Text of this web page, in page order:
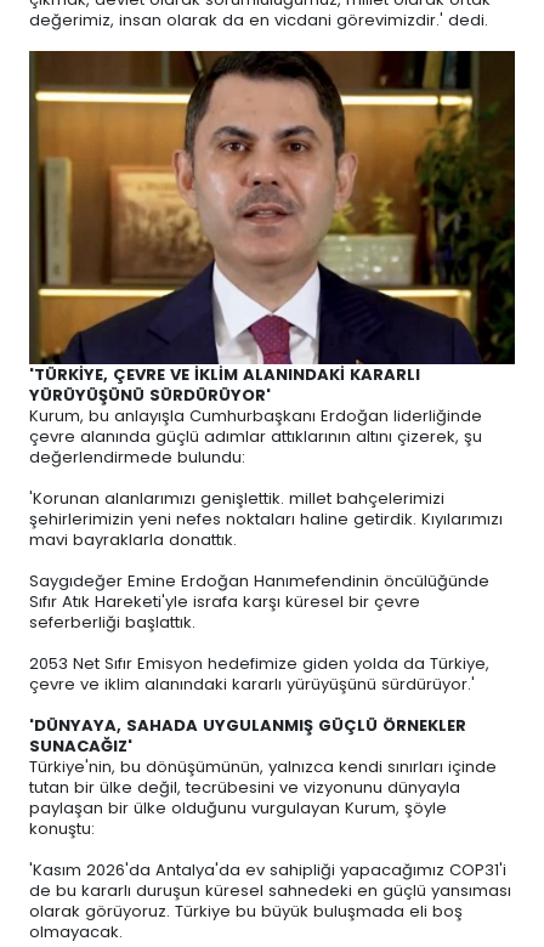
değerimiz, insan olarak da en vicdani görevimizdir.' dedi.
'TÜRKİYE, ÇEVRE VE İKLİM ALANINDAKİ KARARLI
YÜRÜYÜŞÜNÜ SÜRDÜRÜYOR'
Kurum, bu anlayışla Cumhurbaşkanı Erdoğan liderliğinde
çevre alanında güçlü adımlar attıklarının altını çizerek, şu
değerlendirmede bulundu:
'Korunan alanlarımızı genişlettik. millet bahçelerimizi
şehirlerimizin yeni nefes noktaları haline getirdik. Kıyılarımızı
mavi bayraklarla donattık.
Saygıdeğer Emine Erdoğan Hanımefendinin öncülüğünde
Sıfır Atık Hareketi'yle israfa karşı küresel bir çevre
seferberliği başlattık.
2053 Net Sıfır Emisyon hedefimize giden yolda da Türkiye,
çevre ve iklim alanındaki kararlı yürüyüşünü sürdürüyor.'
'DÜNYAYA, SAHADA UYGULANMIŞ GÜÇLÜ ÖRNEKLER
SUNACAĞIZ'
Türkiye'nin, bu dönüşümünün, yalnızca kendi sınırları içinde
tutan bir ülke değil, tecrübesini ve vizyonunu dünyayla
paylaşan bir ülke olduğunu vurgulayan Kurum, şöyle
konuştu:
'Kasım 2026'da Antalya'da ev sahipliği yapacağımız COP31'i
de bu kararlı duruşun küresel sahnedeki en güçlü yansıması
olarak görüyoruz. Türkiye bu büyük buluşmada eli boş
olmayacak.